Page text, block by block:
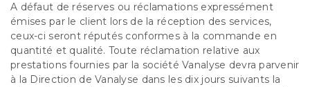
A défaut de réserves ou réclamations expressément
émises par le client lors de la réception des services,
ceux-ci seront réputés conformes à la commande en
quantité et qualité. Toute réclamation relative aux
prestations fournies par la société Vanalyse devra parvenir
à la Direction de Vanalyse dans les dix jours suivants la